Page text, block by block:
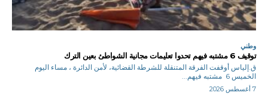
وطني
توقيف 6 مشتبه فيهم تحدوا تعليمات مجانية الشواطئ بعين الترك
ق.إلياس أوقفت الفرقة المتنقلة للشرطة القضائية، لأمن الدائرة ، مساء اليوم
الخميس 6 مشتبه فيهم...
7 أغسطس 2026